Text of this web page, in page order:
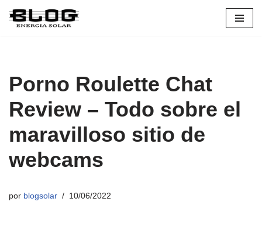
Porno Roulette Chat
Review – Todo sobre el
maravilloso sitio de
webcams
por blogsolar 10/06/2022